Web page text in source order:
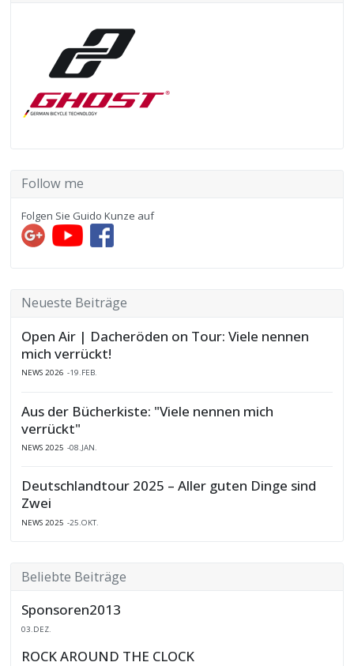
Follow me
Folgen Sie Guido Kunze auf
Neueste Beiträge
Open Air | Dacheröden on Tour: Viele nennen
mich verrückt!
NEWS 2026 19.FEB.
Aus der Bücherkiste: "Viele nennen mich
verrückt"
NEWS 2025 08.JAN.
Deutschlandtour 2025 – Aller guten Dinge sind
Zwei
NEWS 2025 25.OKT.
Beliebte Beiträge
Sponsoren2013
03.DEZ.
ROCK AROUND THE CLOCK